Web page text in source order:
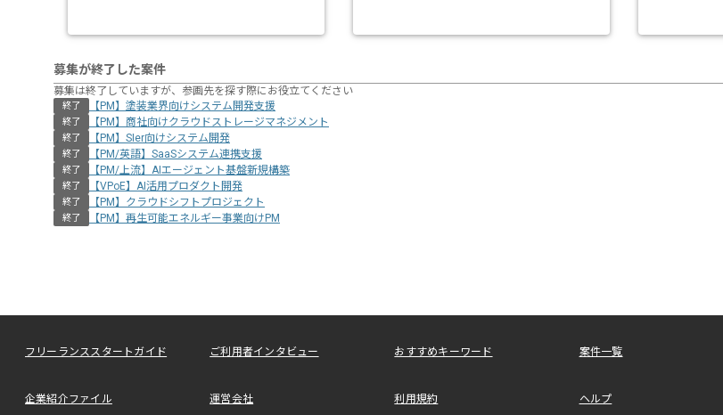
募集が終了した案件
募集は終了していますが、参画先を探す際にお役立てください
終了 【PM】塗装業界向けシステム開発支援
終了 【PM】商社向けクラウドストレージマネジメント
終了 【PM】SIer向けシステム開発
終了 【PM/英語】SaaSシステム連携支援
終了 【PM/上流】AIエージェント基盤新規構築
終了 【VPoE】AI活用プロダクト開発
終了 【PM】クラウドシフトプロジェクト
終了 【PM】再生可能エネルギー事業向けPM
フリーランススタートガイド ご利用者インタビュー おすすめキーワード 案件一覧
企業紹介ファイル 運営会社 利用規約 ヘルプ